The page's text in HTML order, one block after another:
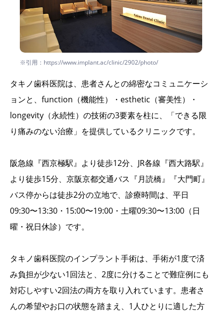
※引用：https://www.implant.ac/clinic/2902/photo/
タキノ歯科医院は、患者さんとの綿密なコミュニケーシ
ョンと、function（機能性）・esthetic（審美性）・
longevity（永続性）の技術の3要素を柱に、「できる限
り痛みのない治療」を提供しているクリニックです。
阪急線『西京極駅』より徒歩12分、JR各線『西大路駅』
より徒歩15分、京阪京都交通バス『月読橋』『大門町』
バス停からは徒歩2分の立地で、診療時間は、平日
09:30〜13:30・15:00〜19:00・土曜09:30〜13:00（日
曜・祝日休診）です。
タキノ歯科医院のインプラント手術は、手術が1度で済
み負担が少ない1回法と、2度に分けることで難症例にも
対応しやすい2回法の両方を取り入れています。患者さ
んの希望やお口の状態を踏まえ、1人ひとりに適した方